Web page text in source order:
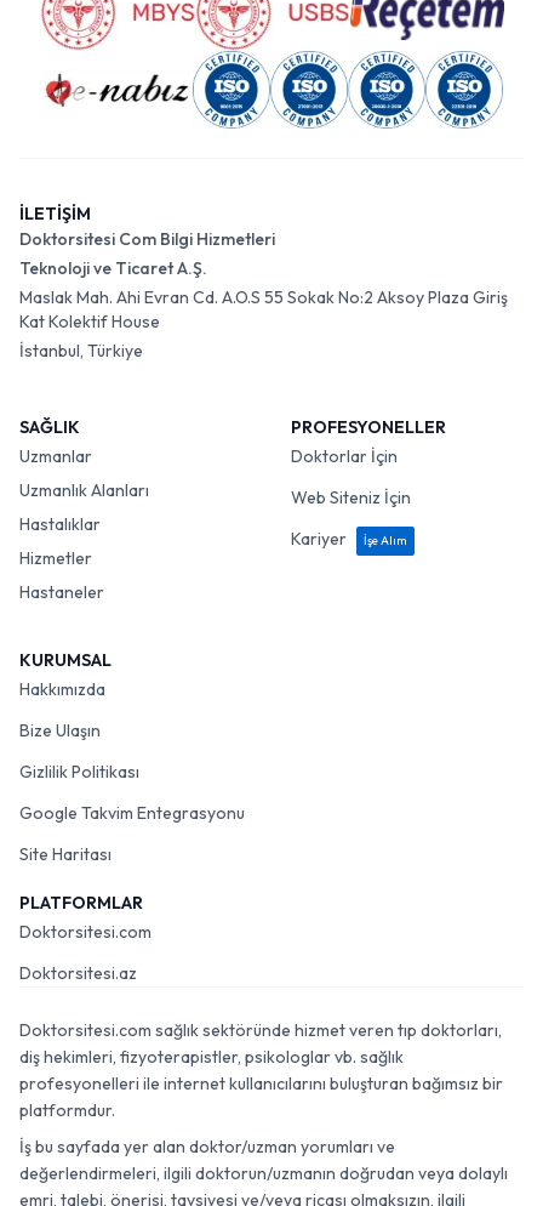
İLETİŞİM
Doktorsitesi Com Bilgi Hizmetleri
Teknoloji ve Ticaret A.Ş.
Maslak Mah. Ahi Evran Cd. A.O.S 55 Sokak No:2 Aksoy Plaza Giriş
Kat Kolektif House
İstanbul, Türkiye
SAĞLIK
Uzmanlar
Uzmanlık Alanları
Hastalıklar
Hizmetler
Hastaneler
PROFESYONELLER
Doktorlar İçin
Web Siteniz İçin
Kariyer
İşe Alım
KURUMSAL
Hakkımızda
Bize Ulaşın
Gizlilik Politikası
Google Takvim Entegrasyonu
Site Haritası
PLATFORMLAR
Doktorsitesi.com
Doktorsitesi.az
Doktorsitesi.com sağlık sektöründe hizmet veren tıp doktorları,
diş hekimleri, fizyoterapistler, psikologlar vb. sağlık
profesyonelleri ile internet kullanıcılarını buluşturan bağımsız bir
platformdur.
İş bu sayfada yer alan doktor/uzman yorumları ve
değerlendirmeleri, ilgili doktorun/uzmanın doğrudan veya dolaylı
emri, talebi, önerisi, tavsiyesi ve/veya ricası olmaksızın, ilgili